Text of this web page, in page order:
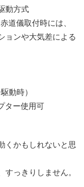
動方式
道儀取付時には、
ョンや大気差による
動時）
ー使用可
くかもしれないと思
っきりしません。